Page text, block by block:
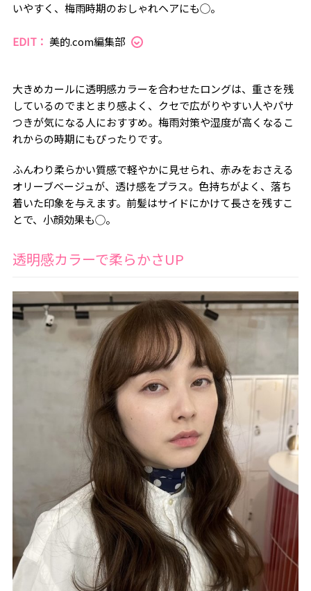
いやすく、梅雨時期のおしゃれヘアにも◯。
EDIT： 美的.com編集部
大きめカールに透明感カラーを合わせたロングは、重さを残
しているのでまとまり感よく、クセで広がりやすい人やパサ
つきが気になる人におすすめ。梅雨対策や湿度が高くなるこ
れからの時期にもぴったりです。
ふんわり柔らかい質感で軽やかに見せられ、赤みをおさえる
オリーブベージュが、透け感をプラス。色持ちがよく、落ち
着いた印象を与えます。前髪はサイドにかけて長さを残すこ
とで、小顔効果も◯。
透明感カラーで柔らかさUP